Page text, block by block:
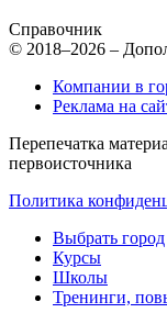
Справочник
© 2018–2026 –
Компании в
Реклама на
Перепечатка
первоисточника
Политика
Выбрать город
Курсы
Школы
Тренинги,